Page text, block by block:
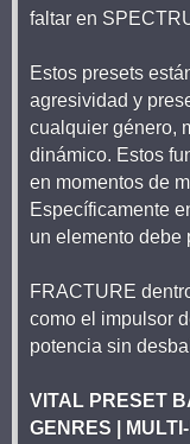
faltar en
Estos presets
agresividad y
cualquier género,
dinámico. Estos
en momentos de
Específicamente
un elemento debe
FRACTURE
como el impulsor
potencia sin
VITAL PRESET
GENRES |